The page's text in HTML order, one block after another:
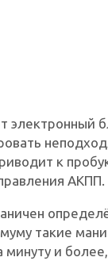
электронный
к
АКПП.
такие
минуту и